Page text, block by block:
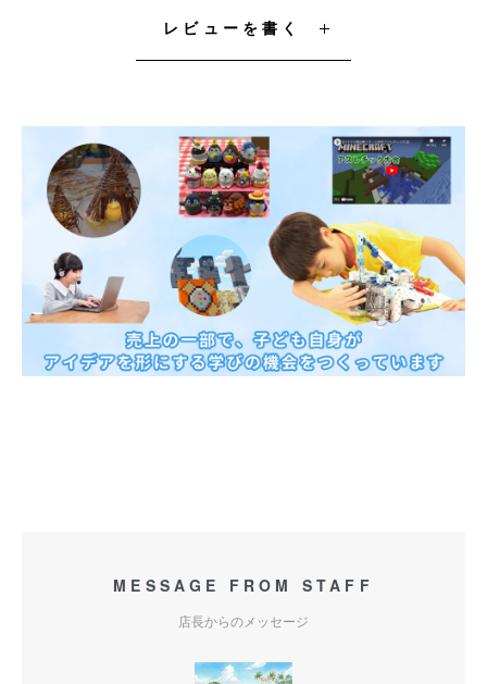
レビューを書く
MESSAGE FROM STAFF
店長からのメッセージ